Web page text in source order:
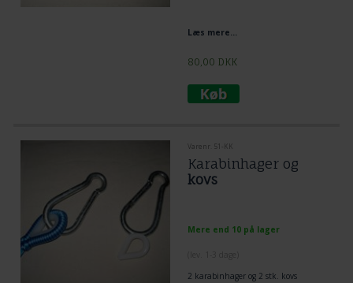
Læs mere...
80,00 DKK
Varenr. 51-KK
Karabinhager og
kovs
Mere end 10 på lager
2 karabinhager og 2 stk. kovs